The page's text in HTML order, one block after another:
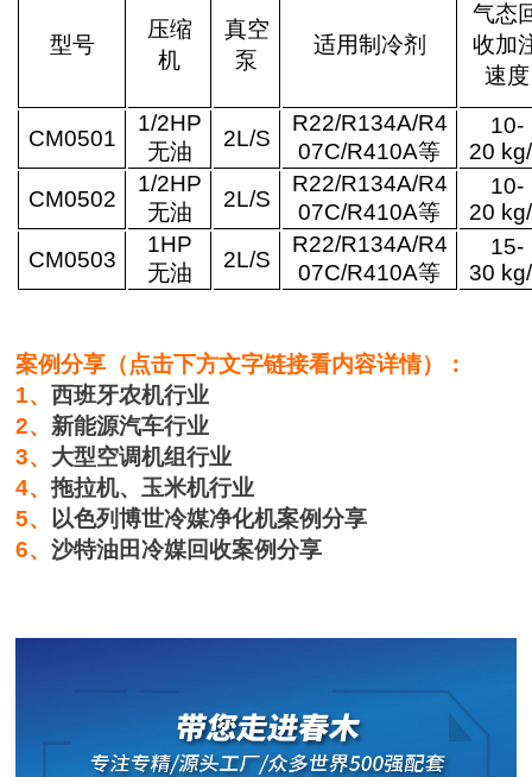
型号
压缩
机
真空
泵
适用制冷剂
气态
收加
速度
CM0501
1/2HP
无油
2L/S
R22/R134A/R4
07C/R410A等
10-
20
CM0502
1/2HP
无油
2L/S
R22/R134A/R4
07C/R410A等
10-
20
CM0503
1HP
无油
2L/S
R22/R134A/R4
07C/R410A等
15-
30
案例分享（点击下方文字链接看内容详情）：
1、西班牙农机行业
2、 新能源汽车行业
3、 大型空调机组行业
4、拖拉机、玉米机行业
5、
以色列博世冷媒净化机案例分享
6、沙特油田冷媒回收案例分享